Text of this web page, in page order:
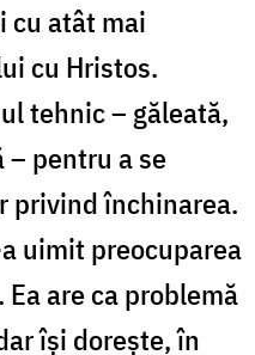
cu atât mai
cu Hristos.
tehnic – găleată,
pentru a se
privind închinarea.
uimit preocuparea
are ca problemă
își dorește, în